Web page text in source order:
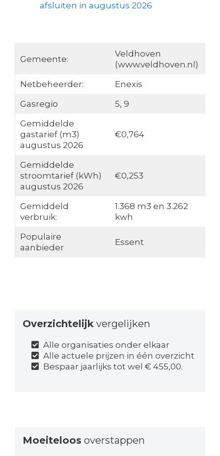
afsluiten in augustus 2026
Gemeente:
Veldhoven
(www.veldhoven.nl)
Netbeheerder:
Enexis
Gasregio
5, 9
Gemiddelde
gastarief (m3)
augustus 2026
€0,764
Gemiddelde
stroomtarief (kWh)
augustus 2026
€0,253
Gemiddeld
verbruik:
1.368 m3 en 3.262
kwh
Populaire
aanbieder
Essent
Overzichtelijk vergelijken
Alle organisaties onder elkaar
Alle actuele prijzen in één overzicht
Bespaar jaarlijks tot wel € 455,00.
Moeiteloos overstappen